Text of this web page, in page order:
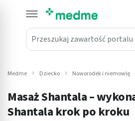
Przeszukaj zawartość portalu
submenu: Leki na receptę
submenu: Mama i dziecko
Medme Dziecko Noworodek i niemowlę
Masaż Shantala –
Shantala krok po kroku